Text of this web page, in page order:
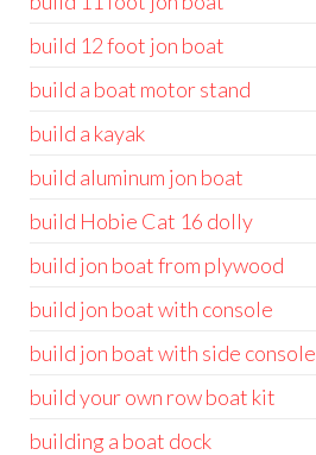
build 12 foot jon boat
build a boat motor stand
build a kayak
build aluminum jon boat
build Hobie Cat 16 dolly
build jon boat from plywood
build jon boat with console
build jon boat with side console
build your own row boat kit
building a boat dock